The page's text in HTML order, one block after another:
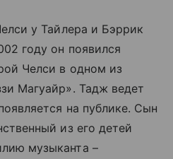
у Тайлера и Бэррик
году он появился
Челси в одном из
Магуайр». Тадж ведет
на публике. Сын
из его детей
музыканта –